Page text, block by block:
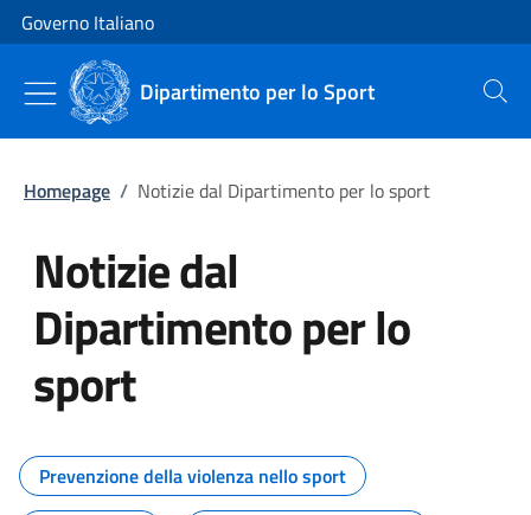
Vai al contenuto
Vai alla navigazione del sito
Governo Italiano
Dipartimento per lo Sport Cerca
Homepage / Notizie dal Dipartimento per lo sport
Notizie dal
Dipartimento per lo
sport
Tutti i contenuti della pagina
Prevenzione della violenza nello sport